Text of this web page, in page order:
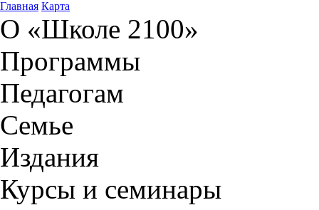
Главная Карта
О «Школе 2100»
Программы
Педагогам
Семье
Издания
Курсы и семинары